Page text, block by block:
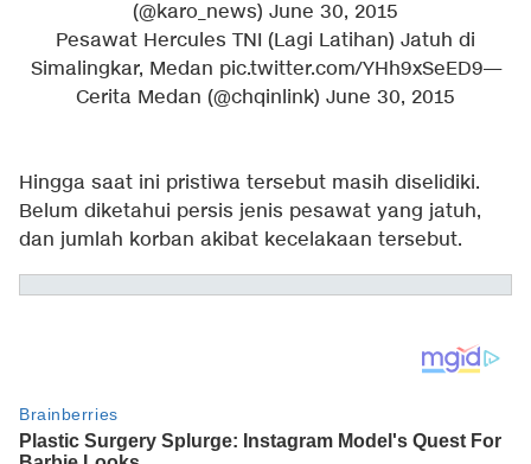
(@karo_news) June 30, 2015
Pesawat Hercules TNI (Lagi Latihan) Jatuh di
Simalingkar, Medan pic.twitter.com/YHh9xSeED9—
Cerita Medan (@chqinlink) June 30, 2015
Hingga saat ini pristiwa tersebut masih diselidiki.
Belum diketahui persis jenis pesawat yang jatuh,
dan jumlah korban akibat kecelakaan tersebut.